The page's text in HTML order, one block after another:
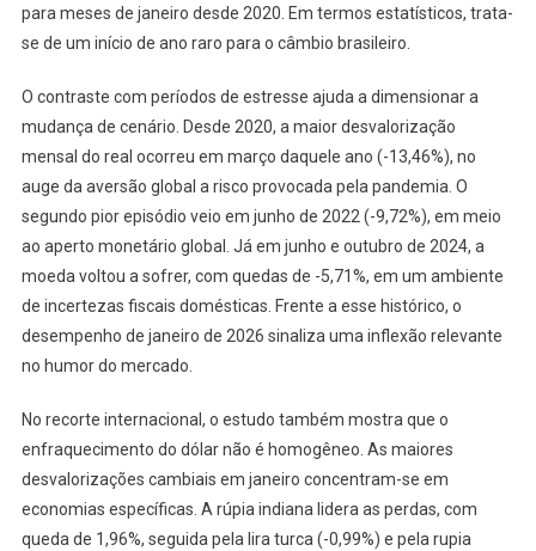
para meses de janeiro desde 2020. Em termos estatísticos, trata-
se de um início de ano raro para o câmbio brasileiro.
O contraste com períodos de estresse ajuda a dimensionar a
mudança de cenário. Desde 2020, a maior desvalorização
mensal do real ocorreu em março daquele ano (-13,46%), no
auge da aversão global a risco provocada pela pandemia. O
segundo pior episódio veio em junho de 2022 (-9,72%), em meio
ao aperto monetário global. Já em junho e outubro de 2024, a
moeda voltou a sofrer, com quedas de -5,71%, em um ambiente
de incertezas fiscais domésticas. Frente a esse histórico, o
desempenho de janeiro de 2026 sinaliza uma inflexão relevante
no humor do mercado.
No recorte internacional, o estudo também mostra que o
enfraquecimento do dólar não é homogêneo. As maiores
desvalorizações cambiais em janeiro concentram-se em
economias específicas. A rúpia indiana lidera as perdas, com
queda de 1,96%, seguida pela lira turca (-0,99%) e pela rupia